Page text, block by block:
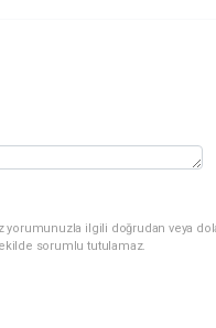
yorumunuzla ilgili doğrudan veya
sorumlu tutulamaz.